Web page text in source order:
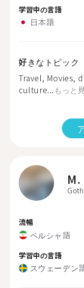
学習中の言語
日本語
好きなトピック
Travel, Movies,
culture... もっと
M.
流暢
ペルシャ語
学習中の言語
スウェーデン